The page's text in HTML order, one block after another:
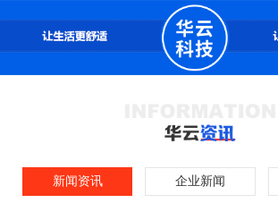
新闻资讯 企业新闻